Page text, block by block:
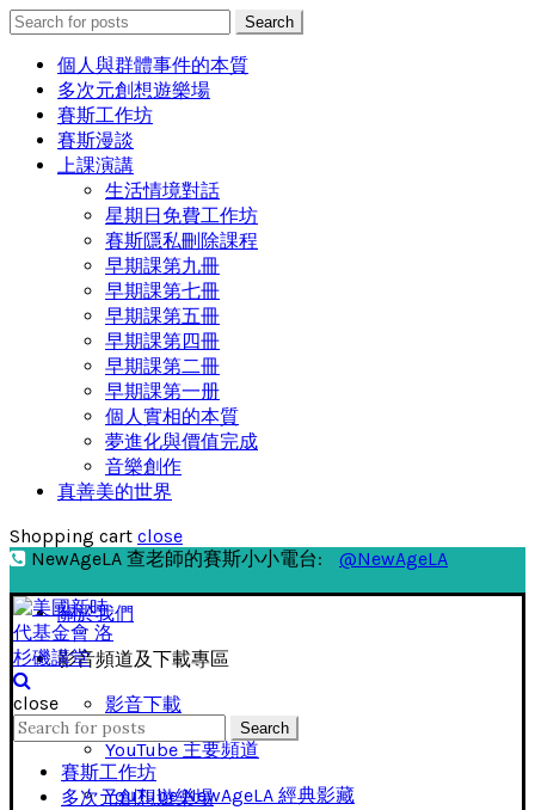
Search
for:
Search
個人與群體事件的本質
多次元創想遊樂場
賽斯工作坊
賽斯漫談
上課演講
生活情境對話
星期日免費工作坊
賽斯隱私刪除課程
早期課第九冊
早期課第七冊
早期課第五冊
早期課第四冊
早期課第二冊
早期課第一册
個人實相的本質
夢進化與價值完成
音樂創作
真善美的世界
Shopping cart close
NewAgeLA 查老師的賽斯小小電台:
@NewAgeLA
關於我們
影音頻道及下載專區
影音下載
YouTube 主要頻道
YouTube NewAgeLA 經典影藏
close
Search
for:
Search
賽斯工作坊
多次元創想遊樂場